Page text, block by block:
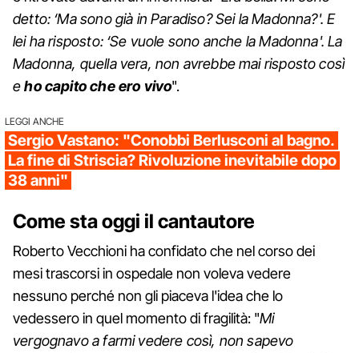
detto: ‘Ma sono già in Paradiso? Sei la Madonna?'. E
lei ha risposto: ‘Se vuole sono anche la Madonna'. La
Madonna, quella vera, non avrebbe mai risposto così
eho capito che ero vivo".
LEGGI ANCHE
Sergio Vastano: "Conobbi Berlusconi al bagno.
La fine di Striscia? Rivoluzione inevitabile dopo
38 anni"
Come sta oggi il cantautore
Roberto Vecchioni ha confidato che nel corso dei
mesi trascorsi in ospedale non voleva vedere
nessuno perché non gli piaceva l'idea che lo
vedessero in quel momento di fragilità: "Mi
vergognavo a farmi vedere così, non sapevo